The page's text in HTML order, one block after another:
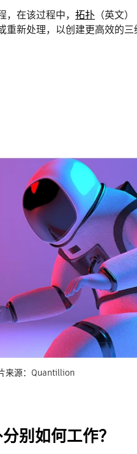
，在该过程中，拓扑 （英文
新处理，以创建更高效的三
来源：Quantillion
别如何工作？